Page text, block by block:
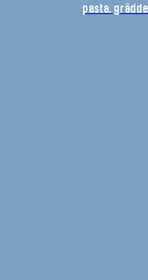
pasta,